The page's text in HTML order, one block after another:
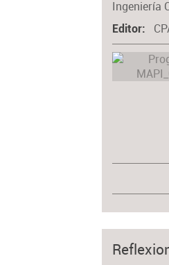
Ingeniería
Editor